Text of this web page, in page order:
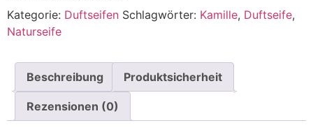
Kategorie: Duftseifen Schlagwörter: Kamille, Duftseife,
Naturseife
Beschreibung Produktsicherheit
Rezensionen (0)